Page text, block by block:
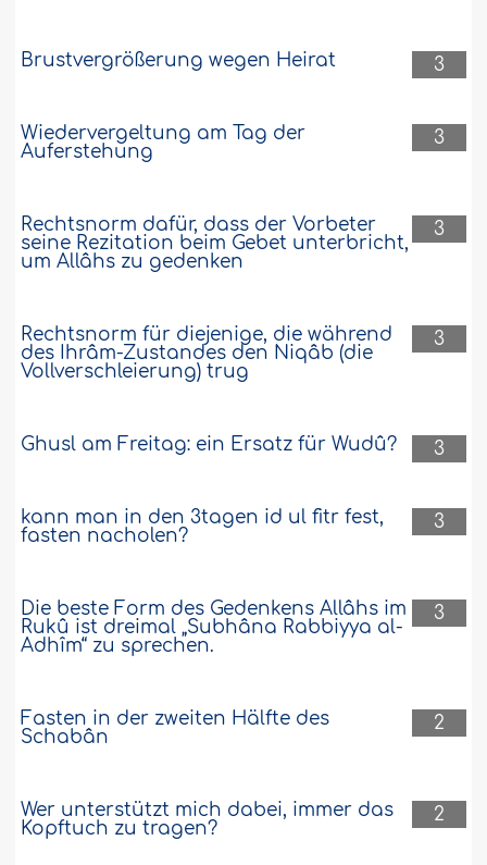
3
Brustvergrößerung wegen Heirat
3
Wiedervergeltung am Tag der
Auferstehung
3
Rechtsnorm dafür, dass der Vorbeter
seine Rezitation beim Gebet unterbricht,
um Allâhs zu gedenken
3
Rechtsnorm für diejenige, die während
des Ihrâm-Zustandes den Niqâb (die
Vollverschleierung) trug
3
Ghusl am Freitag: ein Ersatz für Wudû?
3
kann man in den 3tagen id ul fitr fest,
fasten nacholen?
3
Die beste Form des Gedenkens Allâhs im
Rukû ist dreimal „Subhâna Rabbiyya al-
Adhîm“ zu sprechen.
2
Fasten in der zweiten Hälfte des
Schabân
2
Wer unterstützt mich dabei, immer das
Kopftuch zu tragen?